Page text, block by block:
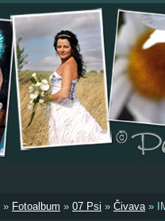
» Fotoalbum » 07 Psi » Čivava»